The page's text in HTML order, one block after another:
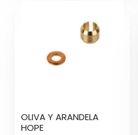
OLIVA Y ARANDELA
HOPE
variantes.
elegir